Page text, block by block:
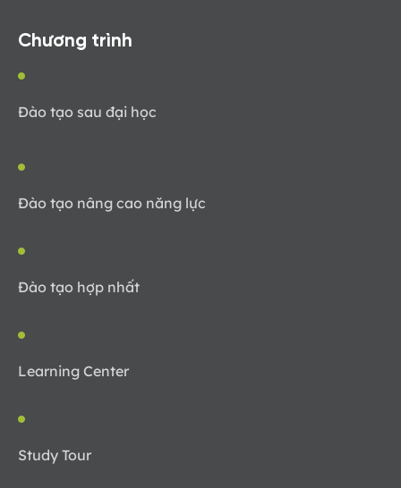
Chương trình
Đào tạo sau đại học
Đào tạo nâng cao năng lực
Đào tạo hợp nhất
Learning Center
Study Tour